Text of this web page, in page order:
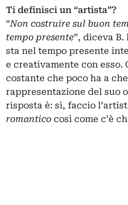
Ti definisci un “artista”?
“Non costruire sul buon
tempo presente”, diceva
sta nel tempo presente
e creativamente con esso.
costante che poco ha a
rappresentazione del suo
risposta è: sì, faccio
romantico così come c’è